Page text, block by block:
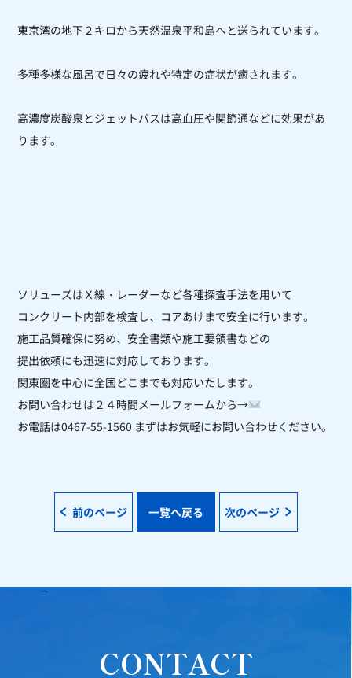
東京湾の地下２キロから天然温泉平和島へと送られています。
多種多様な風呂で日々の疲れや特定の症状が癒されます。
高濃度炭酸泉とジェットバスは高血圧や関節通などに効果があ
ります。
ソリューズはＸ線・レーダーなど各種探査手法を用いて
コンクリート内部を検査し、コアあけまで安全に行います。
施工品質確保に努め、安全書類や施工要領書などの
提出依頼にも迅速に対応しております。
関東圏を中心に全国どこまでも対応いたします。
お問い合わせは２４時間メールフォームから→
お電話は0467-55-1560 まずはお気軽にお問い合わせください。
前のページ 一覧へ戻る 次のページ
CONTACT